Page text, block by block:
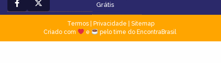
Grátis
Termos| Privacidade
Sitemap
Criado com
e pelo time do EncontraBrasil